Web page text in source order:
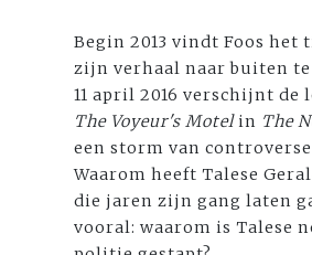
Begin 2013 vindt Foos het
zijn verhaal naar buiten te
11 april 2016 verschijnt de
The Voyeur's Motelin The
een storm van
Waarom heeft Talese
die jaren zijn gang laten
vooral: waarom is Talese